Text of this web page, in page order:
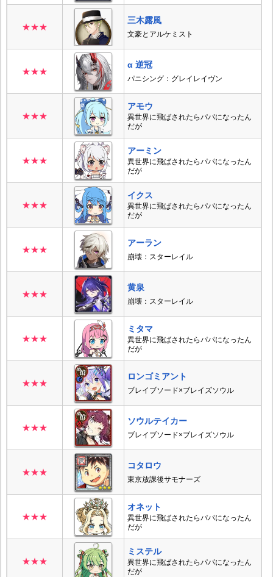
★★★
三木露風
文豪とアルケミスト
★★★
α 逆冠
パニシング：グレイレイヴン
★★★
アモウ
異世界に飛ばされたらパパになったん
だが
★★★
アーミン
異世界に飛ばされたらパパになったん
だが
★★★
イクス
異世界に飛ばされたらパパになったん
だが
★★★
アーラン
崩壊：スターレイル
★★★
黄泉
崩壊：スターレイル
★★★
ミタマ
異世界に飛ばされたらパパになったん
だが
★★★
ロンゴミアント
ブレイブソード×ブレイズソウル
★★★
ソウルテイカー
ブレイブソード×ブレイズソウル
★★★
コタロウ
東京放課後サモナーズ
★★★
オネット
異世界に飛ばされたらパパになったん
だが
★★★
ミステル
異世界に飛ばされたらパパになったん
だが